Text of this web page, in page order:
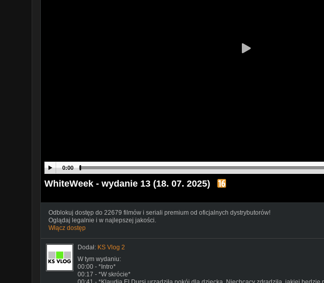
0:00
WhiteWeek - wydanie 13 (18. 07. 2025)
Odblokuj dostęp do 22679 filmów i seriali premium od oficjalnych dystrybutorów!
Oglądaj legalnie i w najlepszej jakości.
Włącz dostęp
Dodał: KS Vlog 2
W tym wydaniu:
00:00 - *Intro*
00:17 - *W skrócie*